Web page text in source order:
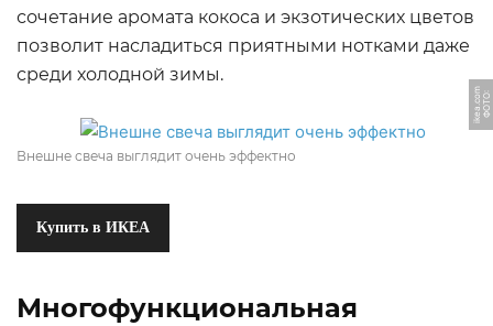
сочетание аромата кокоса и экзотических цветов
позволит насладиться приятными нотками даже
среди холодной зимы.
Ф
О
Т
О:
i
k
e
a.
c
o
m
Внешне свеча выглядит очень эффектно
Купить в ИКЕА
Многофункциональная